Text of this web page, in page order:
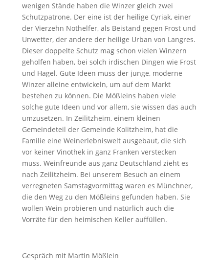
wenigen Stände haben die Winzer gleich zwei
Schutzpatrone. Der eine ist der heilige Cyriak, einer
der Vierzehn Nothelfer, als Beistand gegen Frost und
Unwetter, der andere der heilige Urban von Langres.
Dieser doppelte Schutz mag schon vielen Winzern
geholfen haben, bei solch irdischen Dingen wie Frost
und Hagel. Gute Ideen muss der junge, moderne
Winzer alleine entwickeln, um auf dem Markt
bestehen zu können. Die Mößleins haben viele
solche gute Ideen und vor allem, sie wissen das auch
umzusetzen. In Zeilitzheim, einem kleinen
Gemeindeteil der Gemeinde Kolitzheim, hat die
Familie eine Weinerlebniswelt ausgebaut, die sich
vor keiner Vinothek in ganz Franken verstecken
muss. Weinfreunde aus ganz Deutschland zieht es
nach Zeilitzheim. Bei unserem Besuch an einem
verregneten Samstagvormittag waren es Münchner,
die den Weg zu den Mößleins gefunden haben. Sie
wollen Wein probieren und natürlich auch die
Vorräte für den heimischen Keller auffüllen.
Gespräch mit Martin Mößlein